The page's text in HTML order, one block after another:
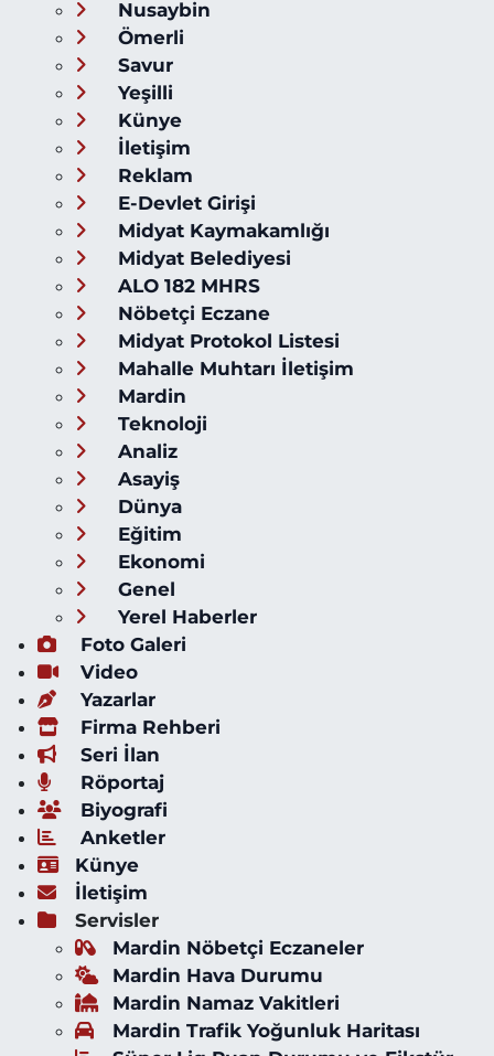
Nusaybin
Ömerli
Savur
Yeşilli
Künye
İletişim
Reklam
E-Devlet Girişi
Midyat Kaymakamlığı
Midyat Belediyesi
ALO 182 MHRS
Nöbetçi Eczane
Midyat Protokol Listesi
Mahalle Muhtarı İletişim
Mardin
Teknoloji
Analiz
Asayiş
Dünya
Eğitim
Ekonomi
Genel
Yerel Haberler
Foto Galeri
Video
Yazarlar
Firma Rehberi
Seri İlan
Röportaj
Biyografi
Anketler
Künye
İletişim
Servisler
Mardin Nöbetçi Eczaneler
Mardin Hava Durumu
Mardin Namaz Vakitleri
Mardin Trafik Yoğunluk Haritası